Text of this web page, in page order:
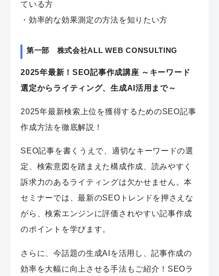
ている方
・効率的な効果測定の方法を知りたい方
第一部 株式会社ALL WEB CONSULTING
2025年最新！SEO記事作成講座 ～キーワード
選定からライティング、生成AI活用まで～
2025年最新検索上位を獲得するためのSEO記事
作成方法を徹底解説！
SEO記事を書くうえで、適切なキーワードの選
定、検索意図を踏まえた構成作成、読みやすく
訴求力のあるライティングは欠かせません。本
セミナーでは、最新のSEOトレンドを押さえな
がら、検索エンジンに評価されやすい記事作成
のポイントを学びます。
さらに、今話題の生成AIを活用し、記事作成の
効率を大幅に向上させる手法もご紹介！SEOラ